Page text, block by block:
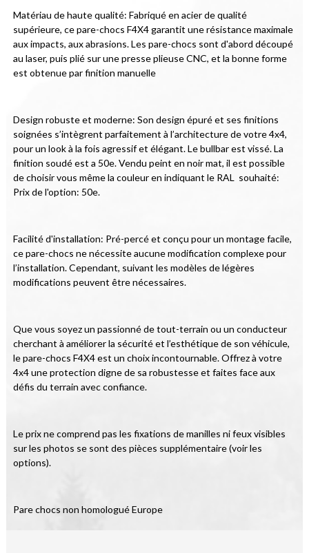
Matériau de haute qualité: Fabriqué en acier de qualité
supérieure, ce pare-chocs F4X4 garantit une résistance maximale
aux impacts, aux abrasions. Les pare-chocs sont d'abord découpé
au laser, puis plié sur une presse plieuse CNC, et la bonne forme
est obtenue par finition manuelle
Design robuste et moderne: Son design épuré et ses finitions
soignées s’intègrent parfaitement à l’architecture de votre 4x4,
pour un look à la fois agressif et élégant. Le bullbar est vissé. La
finition soudé est a 50e. Vendu peint en noir mat, il est possible
de choisir vous même la couleur en indiquant le RAL  souhaité:
Prix de l'option: 50e.
Facilité d'installation: Pré-percé et conçu pour un montage facile,
ce pare-chocs ne nécessite aucune modification complexe pour
l’installation. Cependant, suivant les modèles de légères
modifications peuvent être nécessaires.
Que vous soyez un passionné de tout-terrain ou un conducteur
cherchant à améliorer la sécurité et l’esthétique de son véhicule,
le pare-chocs F4X4 est un choix incontournable. Offrez à votre
4x4 une protection digne de sa robustesse et faites face aux
défis du terrain avec confiance.
Le prix ne comprend pas les fixations de manilles ni feux visibles
sur les photos se sont des pièces supplémentaire (voir les
options).
Pare chocs non homologué Europe